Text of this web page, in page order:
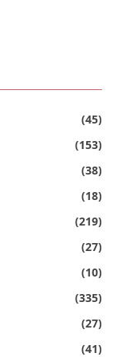
(45)
(153)
(38)
(18)
(219)
(27)
(10)
(335)
(27)
(41)